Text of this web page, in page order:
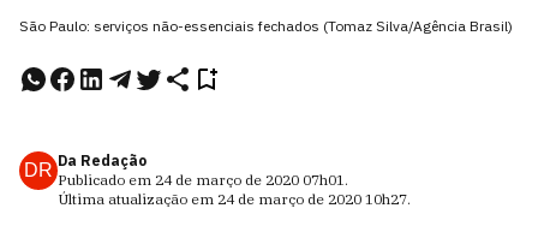
São Paulo: serviços não-essenciais fechados (Tomaz Silva/Agência Brasil)
DR Da Redação
Publicado em 24 de março de 2020 07h01.
Última atualização em 24 de março de 2020 10h27.